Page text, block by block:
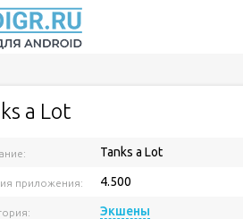
a Lot
Tanks a Lot
приложения: 4.500
Экшены